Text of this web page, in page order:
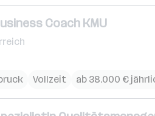
Coach KMU
Vollzeit ab 38.000 €